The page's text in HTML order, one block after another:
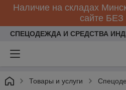
Наличие на складах
сайте
СПЕЦОДЕЖДА И СРЕДСТВА
Товары и услуги